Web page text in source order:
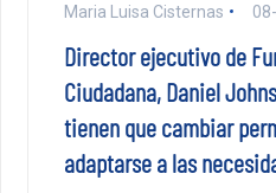
Maria Luisa Cisternas
Director ejecutivo de
Ciudadana, Daniel
tienen que cambiar
adaptarse a las